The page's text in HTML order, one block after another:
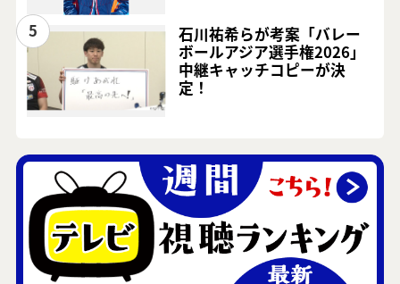
5
石川祐希らが考案「バレー
ボールアジア選手権2026」
中継キャッチコピーが決
定！